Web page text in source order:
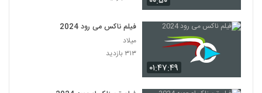
۰۱:۴۷:۴۹
فیلم ناکس می رود 2024
میلاد
۳۱۳ بازدید